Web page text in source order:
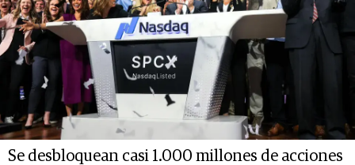
Se desbloquean casi 1.000 millones de acciones